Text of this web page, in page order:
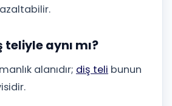
aynı mı?
alanıdır; diş teli bunun